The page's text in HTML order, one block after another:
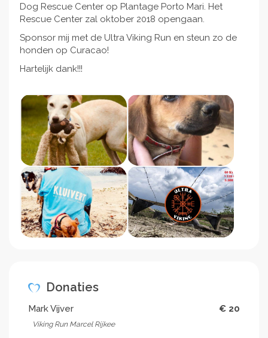
Dog Rescue Center op Plantage Porto Mari. Het
Rescue Center zal oktober 2018 opengaan.
Sponsor mij met de Ultra Viking Run en steun zo de
honden op Curacao!
Hartelijk dank!!!
Donaties
Mark Vijver € 20
Viking Run Marcel Rijkee